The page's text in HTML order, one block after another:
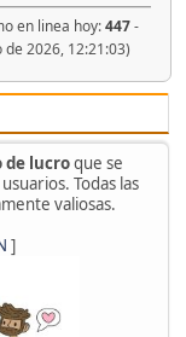
de lucroque se
Todas las
valiosas.
]
en linea hoy:447-
2026, 12:21:03)